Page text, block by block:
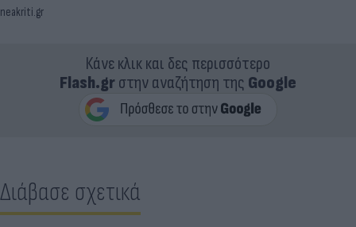
neakriti.gr
Κάνε κλικ και δες περισσότερο
Flash.grστην αναζήτηση της Google
Διάβασε σχετικά